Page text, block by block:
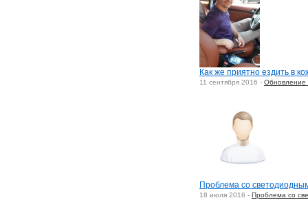
Как же приятно ездить в
11 сентября 2016 - Обновление
Проблема со
18 июля 2016 - Проблема со